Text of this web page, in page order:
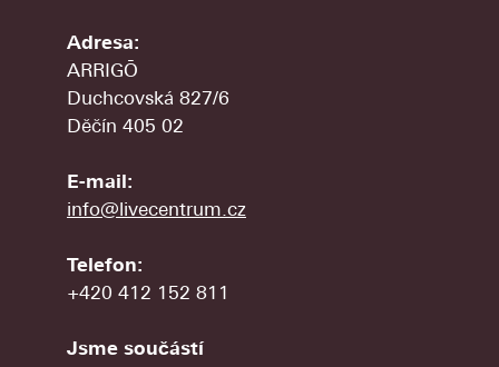
Adresa:
ARRIGŌ
Duchcovská 827/6
Děčín 405 02
E-mail:
info@livecentrum.cz
Telefon:
+420 412 152 811
Jsme součástí